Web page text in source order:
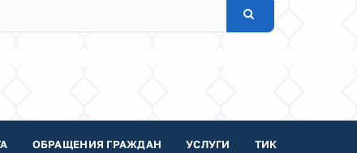
ОБРАЩЕНИЯ ГРАЖДАН УСЛУГИ ТИК